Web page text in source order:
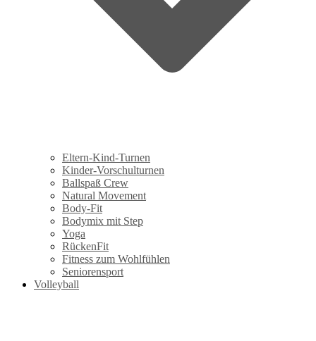
Eltern-Kind-Turnen
Kinder-Vorschulturnen
Ballspaß Crew
Natural Movement
Body-Fit
Bodymix mit Step
Yoga
RückenFit
Fitness zum Wohlfühlen
Seniorensport
Volleyball